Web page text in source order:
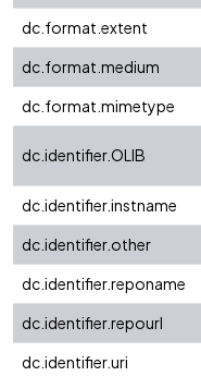
dc.format.extent
dc.format.medium
dc.format.mimetype
dc.identifier.OLIB
dc.identifier.instname
dc.identifier.other
dc.identifier.reponame
dc.identifier.repourl
dc.identifier.uri